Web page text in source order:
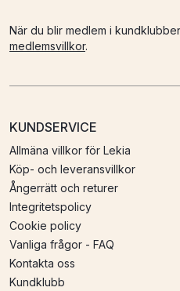
När du blir medlem i
medlemsvillkor.
KUNDSERVICE
Allmäna villkor för Lekia
Köp- och leveransvillkor
Ångerrätt och returer
Integritetspolicy
Cookie policy
Vanliga frågor - FAQ
Kontakta oss
Kundklubb